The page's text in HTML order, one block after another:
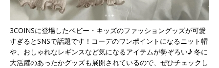
3COINSに登場したベビー・キッズのファッショングッズが可愛
すぎるとSNSで話題です！コーデのワンポイントになるニット帽
や、おしゃれなレギンスなど気になるアイテムが勢ぞろい♪ 冬に
大活躍のあったかグッズも展開されているので、ぜひチェックし